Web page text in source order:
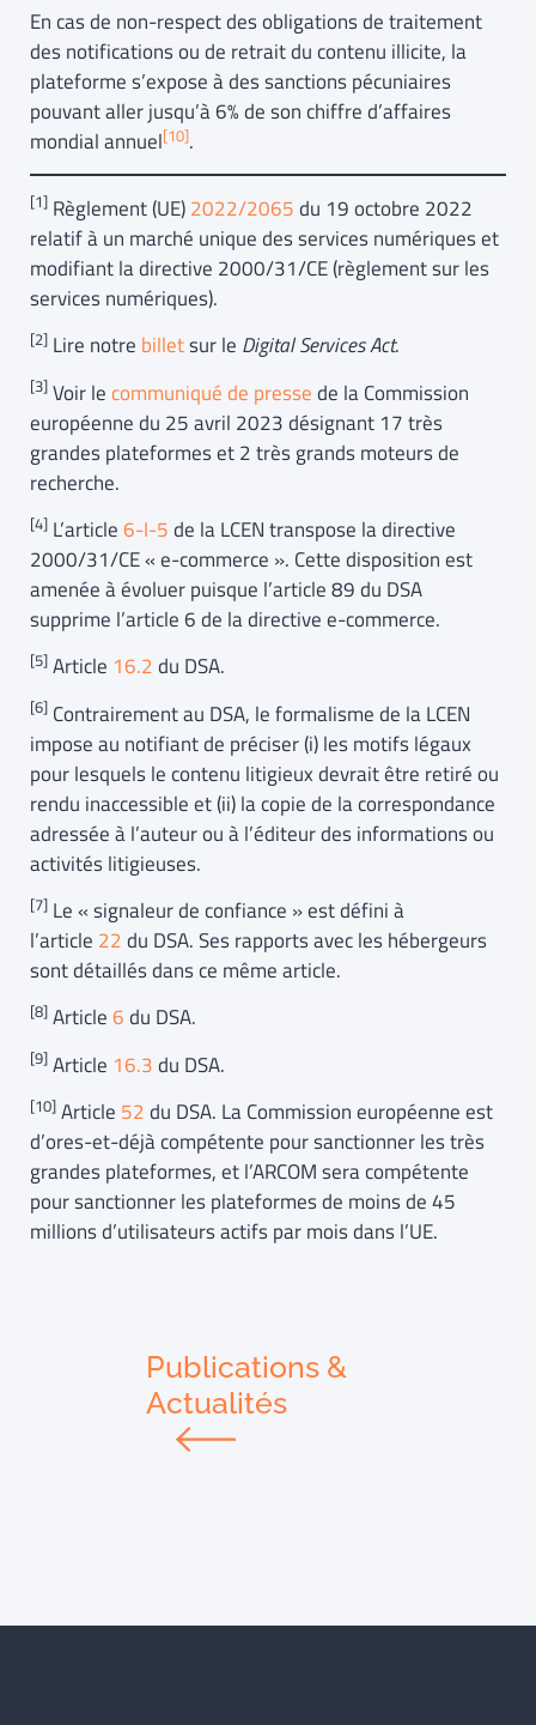
En cas de non-respect des obligations de traitement
des notifications ou de retrait du contenu illicite, la
plateforme s’expose à des sanctions pécuniaires
pouvant aller jusqu’à 6% de son chiffre d’affaires
mondial annuel[10].
[1] Règlement (UE)2022/2065du 19 octobre 2022
relatif à un marché unique des services numériques et
modifiant la directive 2000/31/CE (règlement sur les
services numériques).
[2] Lire notre billetsur le Digital Services Act.
[3] Voir lecommuniqué de pressede la Commission
européenne du 25 avril 2023 désignant 17 très
grandes plateformes et 2 très grands moteurs de
recherche.
[4] L’article6-I-5de la LCEN transpose la directive
2000/31/CE « e-commerce ». Cette disposition est
amenée à évoluer puisque l’article 89 du DSA
supprime l’article 6 de la directive e-commerce.
[5] Article 16.2du DSA.
[6] Contrairement au DSA, le formalisme de la LCEN
impose au notifiant de préciser (i) les motifs légaux
pour lesquels le contenu litigieux devrait être retiré ou
rendu inaccessible et (ii) la copie de la correspondance
adressée à l’auteur ou à l’éditeur des informations ou
activités litigieuses.
[7] Le « signaleur de confiance » est défini à
l’article 22du DSA. Ses rapports avec les hébergeurs
sont détaillés dans ce même article.
[8] Article6du DSA.
[9] Article 16.3du DSA.
[10] Article 52du DSA. La Commission européenne est
d’ores-et-déjà compétente pour sanctionner les très
grandes plateformes, et l’ARCOM sera compétente
pour sanctionner les plateformes de moins de 45
millions d’utilisateurs actifs par mois dans l’UE.
Publications &
Actualités